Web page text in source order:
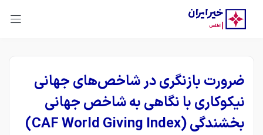
ضرورت بازنگری در شاخص‌های جهانی
نیکوکاری با نگاهی به شاخص جهانی
بخشندگی (CAF World Giving Index)